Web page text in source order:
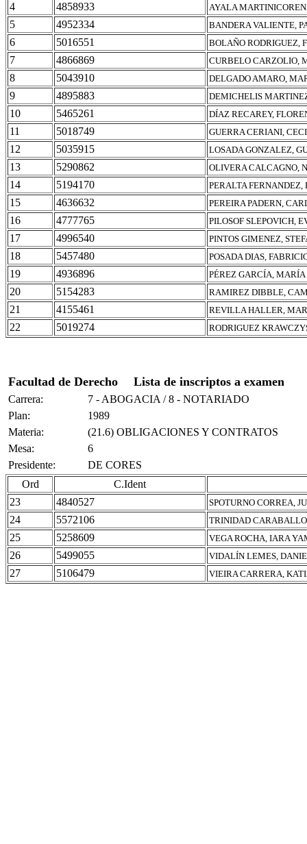
4 4858933 AYALA
5 4952334 BANDERA VALIENTE,
6 5016551 BOLAÑO RODRIGUEZ,
7 4866869 CURBELO CARZOLIO,
8 5043910 DELGADO AMARO,
9 4895883 DEMICHELIS
10 5465261 DÍAZ RECAREY,
11 5018749 GUERRA CERIANI,
12 5035915 LOSADA GONZALEZ,
13 5290862 OLIVERA CALCAGNO,
14 5194170 PERALTA FERNANDEZ,
15 4636632 PEREIRA PADERN,
16 4777765 PILOSOF SLEPOVICH,
17 4996540 PINTOS GIMENEZ,
18 5457480 POSADA DIAS,
19 4936896 PÉREZ GARCÍA,
20 5154283 RAMIREZ DIBBLE,
21 4155461 REVILLA HALLER,
22 5019274 RODRIGUEZ
Facultad de Derecho Lista de inscriptos a examen
Carrera:
7 - ABOGACIA / 8 - NOTARIADO
Plan:
1989
Materia:
(21.6) OBLIGACIONES Y CONTRATOS
Mesa:
6
Presidente:
DE CORES
Ord
C.Ident
23
4840527 SPOTURNO CORREA,
24 5572106 TRINIDAD
25 5258609 VEGA ROCHA, IARA
26 5499055 VIDALÍN LEMES,
27 5106479 VIEIRA CARRERA,